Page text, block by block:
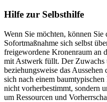
Hilfe zur Selbsthilfe
Wenn Sie möchten, können Sie
Sofortmaßnahme sich selbst
freigewordene Kronenraum an
mit Astwerk füllt. Der Zuwachs
beziehungsweise das
sich nach einem
nicht vorherbestimmt, sondern
um Ressourcen und